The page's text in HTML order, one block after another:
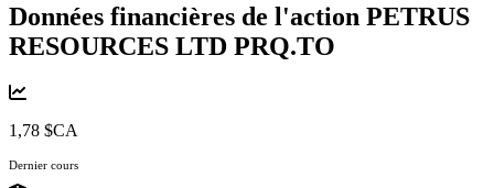
Données financières de l'action PETRUS
RESOURCES LTD PRQ.TO
1,78 $CA
Dernier cours